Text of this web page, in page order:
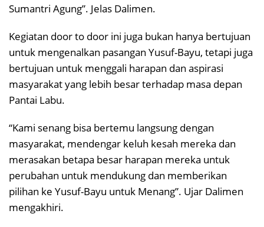
Sumantri Agung”. Jelas Dalimen.
Kegiatan door to door ini juga bukan hanya bertujuan
untuk mengenalkan pasangan Yusuf-Bayu, tetapi juga
bertujuan untuk menggali harapan dan aspirasi
masyarakat yang lebih besar terhadap masa depan
Pantai Labu.
“Kami senang bisa bertemu langsung dengan
masyarakat, mendengar keluh kesah mereka dan
merasakan betapa besar harapan mereka untuk
perubahan untuk mendukung dan memberikan
pilihan ke Yusuf-Bayu untuk Menang”. Ujar Dalimen
mengakhiri.